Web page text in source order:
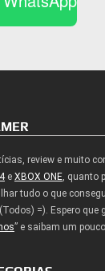
review e muito
e XBOX ONE, quanto
tudo o que
=). Espero que
” e saibam um